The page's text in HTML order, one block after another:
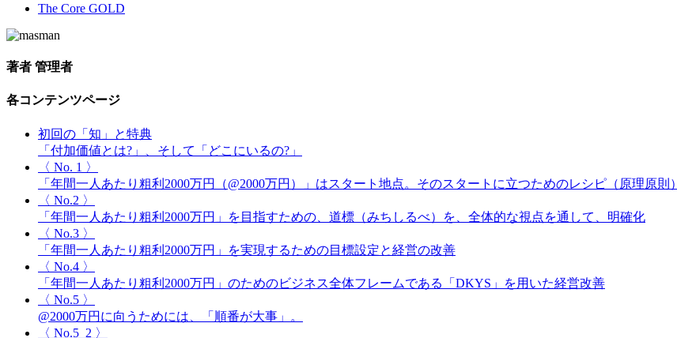
The Core GOLD
著者 管理者
各コンテンツページ
初回の「知」と特典
「付加価値とは?」、そして「どこにいるの?」
〈 No. 1 〉
「年間一人あたり粗利2000万円（@2000万円）」はスタート地点。そのスタートに立つためのレシピ（原理原則）
〈 No.2 〉
「年間一人あたり粗利2000万円」を目指すための、道標（みちしるべ）を、全体的な視点を通して、明確化
〈 No.3 〉
「年間一人あたり粗利2000万円」を実現するための目標設定と経営の改善
〈 No.4 〉
「年間一人あたり粗利2000万円」のためのビジネス全体フレームである「DKYS」を用いた経営改善
〈 No.5 〉
@2000万円に向うためには、「順番が大事」。
〈 No.5_2 〉